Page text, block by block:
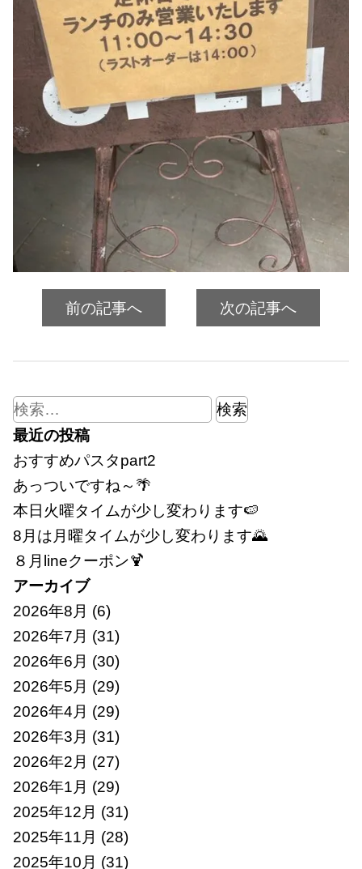
前の記事へ 次の記事へ
検
索:
最近の投稿
おすすめパスタpart2
あっついですね～🌴
本日火曜タイムが少し変わります🍉
8月は月曜タイムが少し変わります🌄
８月lineクーポン🍹
アーカイブ
2026年8月 (6)
2026年7月 (31)
2026年6月 (30)
2026年5月 (29)
2026年4月 (29)
2026年3月 (31)
2026年2月 (27)
2026年1月 (29)
2025年12月 (31)
2025年11月 (28)
2025年10月 (31)